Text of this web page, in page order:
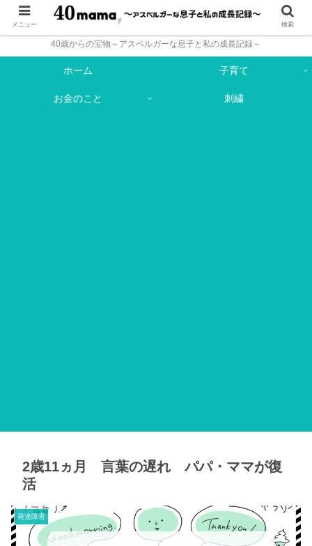
40歳からの宝物～アスペルガーな息子と私の成長記録～
ホーム 子育て
お金のこと 刺繍
2歳11ヵ月 言葉の遅れ パパ・ママが復
活
発達障害
メニュー 検索